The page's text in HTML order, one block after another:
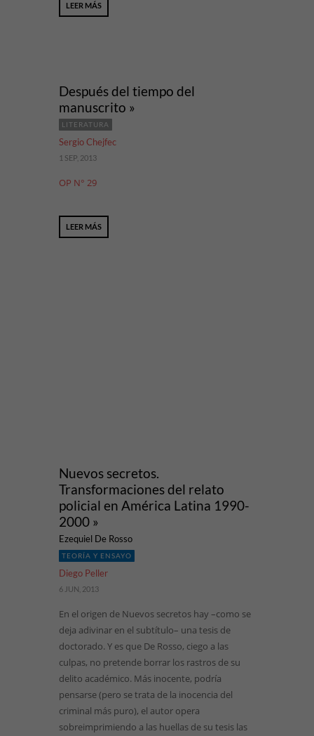
LEER MÁS
Después del tiempo del
manuscrito »
LITERATURA
Sergio Chejfec
1 SEP, 2013
OP N° 29
LEER MÁS
Nuevos secretos.
Transformaciones del relato
policial en América Latina 1990-
2000 »
Ezequiel De Rosso
TEORÍA Y ENSAYO
Diego Peller
6 JUN, 2013
En el origen de Nuevos secretos hay –como se
deja adivinar en el subtítulo– una tesis de
doctorado. Y es que De Rosso, ciego a las
culpas, no pretende borrar los rastros de su
delito académico. Más inocente, podría
pensarse (pero se trata de la inocencia del
criminal más puro), el autor opera
sobreimprimiendo a las huellas de su tesis las